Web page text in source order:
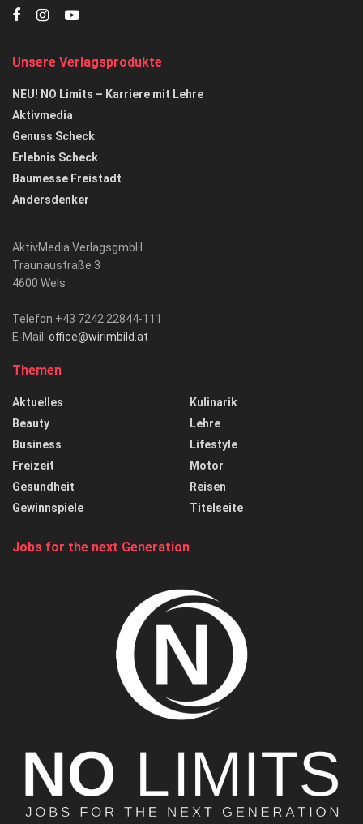
Unsere Verlagsprodukte
NEU! NO Limits – Karriere mit Lehre
Aktivmedia
Genuss Scheck
Erlebnis Scheck
Baumesse Freistadt
Andersdenker
AktivMedia VerlagsgmbH
Traunaustraße 3
4600 Wels
Telefon +43 7242 22844-111
E-Mail: office@wirimbild.at
Themen
Aktuelles
Beauty
Business
Freizeit
Gesundheit
Gewinnspiele
Kulinarik
Lehre
Lifestyle
Motor
Reisen
Titelseite
Jobs for the next Generation